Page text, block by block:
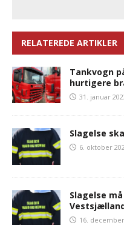
RELATEREDE ARTIKLER
Tankvogn
hurtigere
31. januar
Slagelse
6. oktober
Slagelse
16.